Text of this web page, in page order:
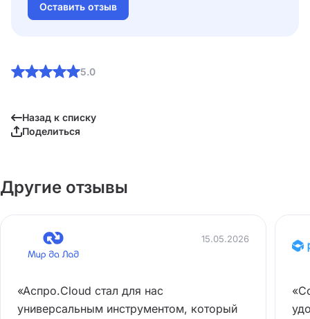
Оставить отзыв
5.0
Назад к списку
Поделиться
Другие отзывы
15.05.2026
«Аспро.Cloud стал для нас
универсальным инструментом, который